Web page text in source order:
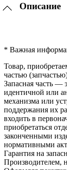
Описание
* Важная
Товар,
частью
Запасная часть —
идентичной или
механизма или
поддержания их
входить в
приобретаться
законченными
нормативными
Гарантия на
Производителем,